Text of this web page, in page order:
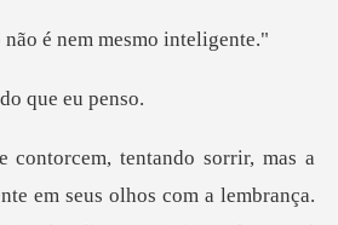
não é nem me
em seus olhos com a lembrança.